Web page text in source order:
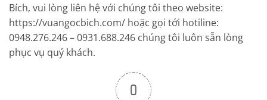
Bích, vui lòng liên hệ với chúng tôi theo website:
https://vuangocbich.com/ hoặc gọi tới hotiline:
0948.276.246 – 0931.688.246 chúng tôi luôn sẵn lòng
phục vụ quý khách.
0